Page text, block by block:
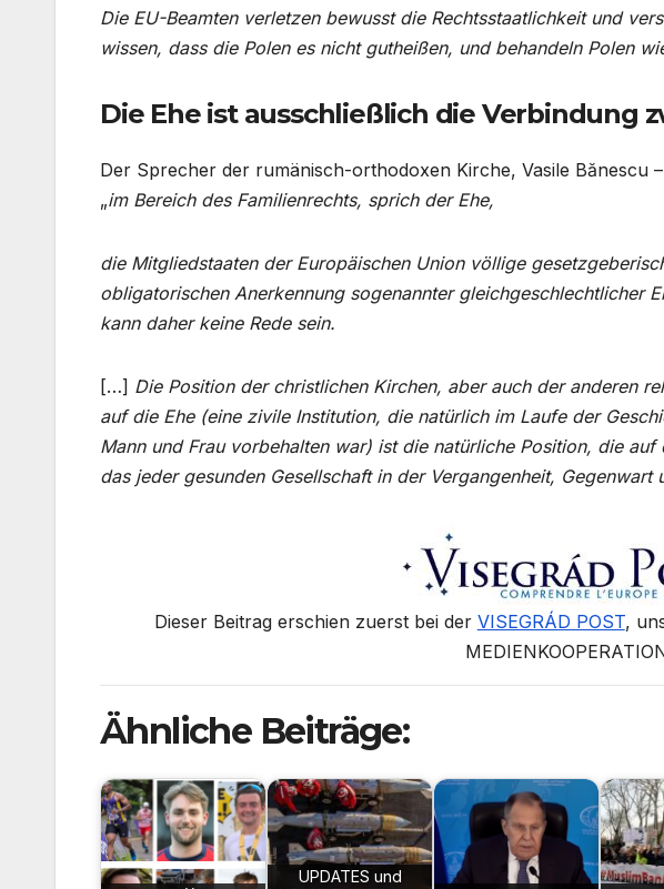
Die EU-Beamten verletzen bewusst die Rechtsstaatlichkeit und
wissen, dass die Polen es nicht gutheißen, und behandeln Polen
Die Ehe ist ausschließlich die Verbindung
Der Sprecher der rumänisch-orthodoxen Kirche, Vasile Bănescu –
„im Bereich des Familienrechts, sprich der Ehe,
die Mitgliedstaaten der Europäischen Union völlige
obligatorischen Anerkennung sogenannter gleichgeschlechtlicher
kann daher keine Rede sein.
[…] Die Position der christlichen Kirchen, aber auch der anderen
auf die Ehe (eine zivile Institution, die natürlich im Laufe der
Mann und Frau vorbehalten war) ist die natürliche Position, die
das jeder gesunden Gesellschaft in der Vergangenheit, Gegenwart
Dieser Beitrag erschien zuerst bei der VISEGRÁD POST,
Ähnliche Beiträge:
UPDATES und